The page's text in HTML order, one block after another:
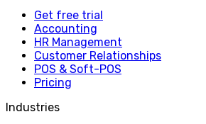
Get free trial
Accounting
HR Management
Customer Relationships
POS & Soft-POS
Pricing
Industries